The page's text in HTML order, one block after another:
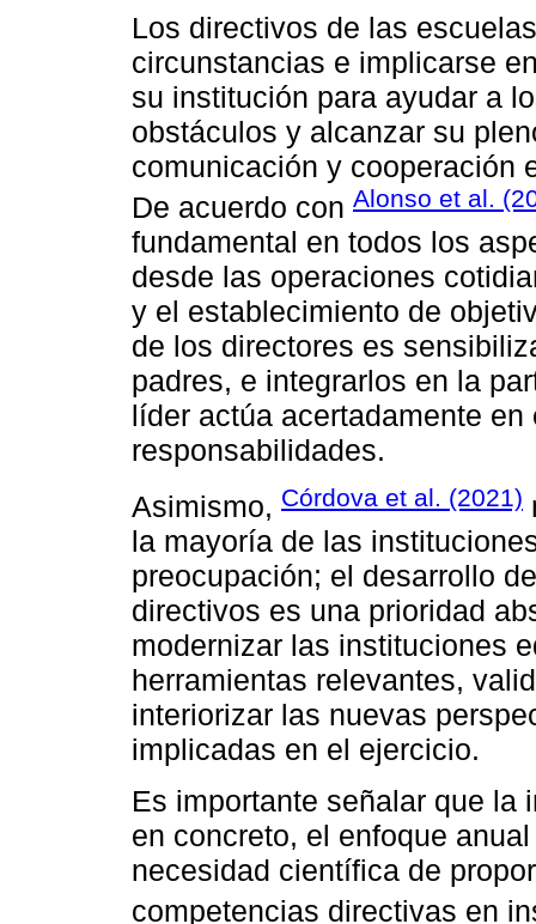
Los directivos de las
circunstancias e implicarse
su institución para ayudar a
obstáculos y alcanzar su
comunicación y cooperación
De acuerdo con Alonso et al.
fundamental en todos los
desde las operaciones
y el establecimiento de
de los directores es
padres, e integrarlos en la
líder actúa acertadamente
responsabilidades.
Asimismo, Córdova et al. (2021)
la mayoría de las
preocupación; el desarrollo
directivos es una prioridad
modernizar las instituciones
herramientas relevantes,
interiorizar las nuevas
implicadas en el ejercicio.
Es importante señalar que la
en concreto, el enfoque
necesidad científica de
competencias directivas en